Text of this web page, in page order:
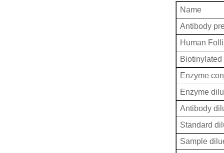
Name
Antibody
Human
Enzyme
Enzyme
Antibody
Standard
Sample